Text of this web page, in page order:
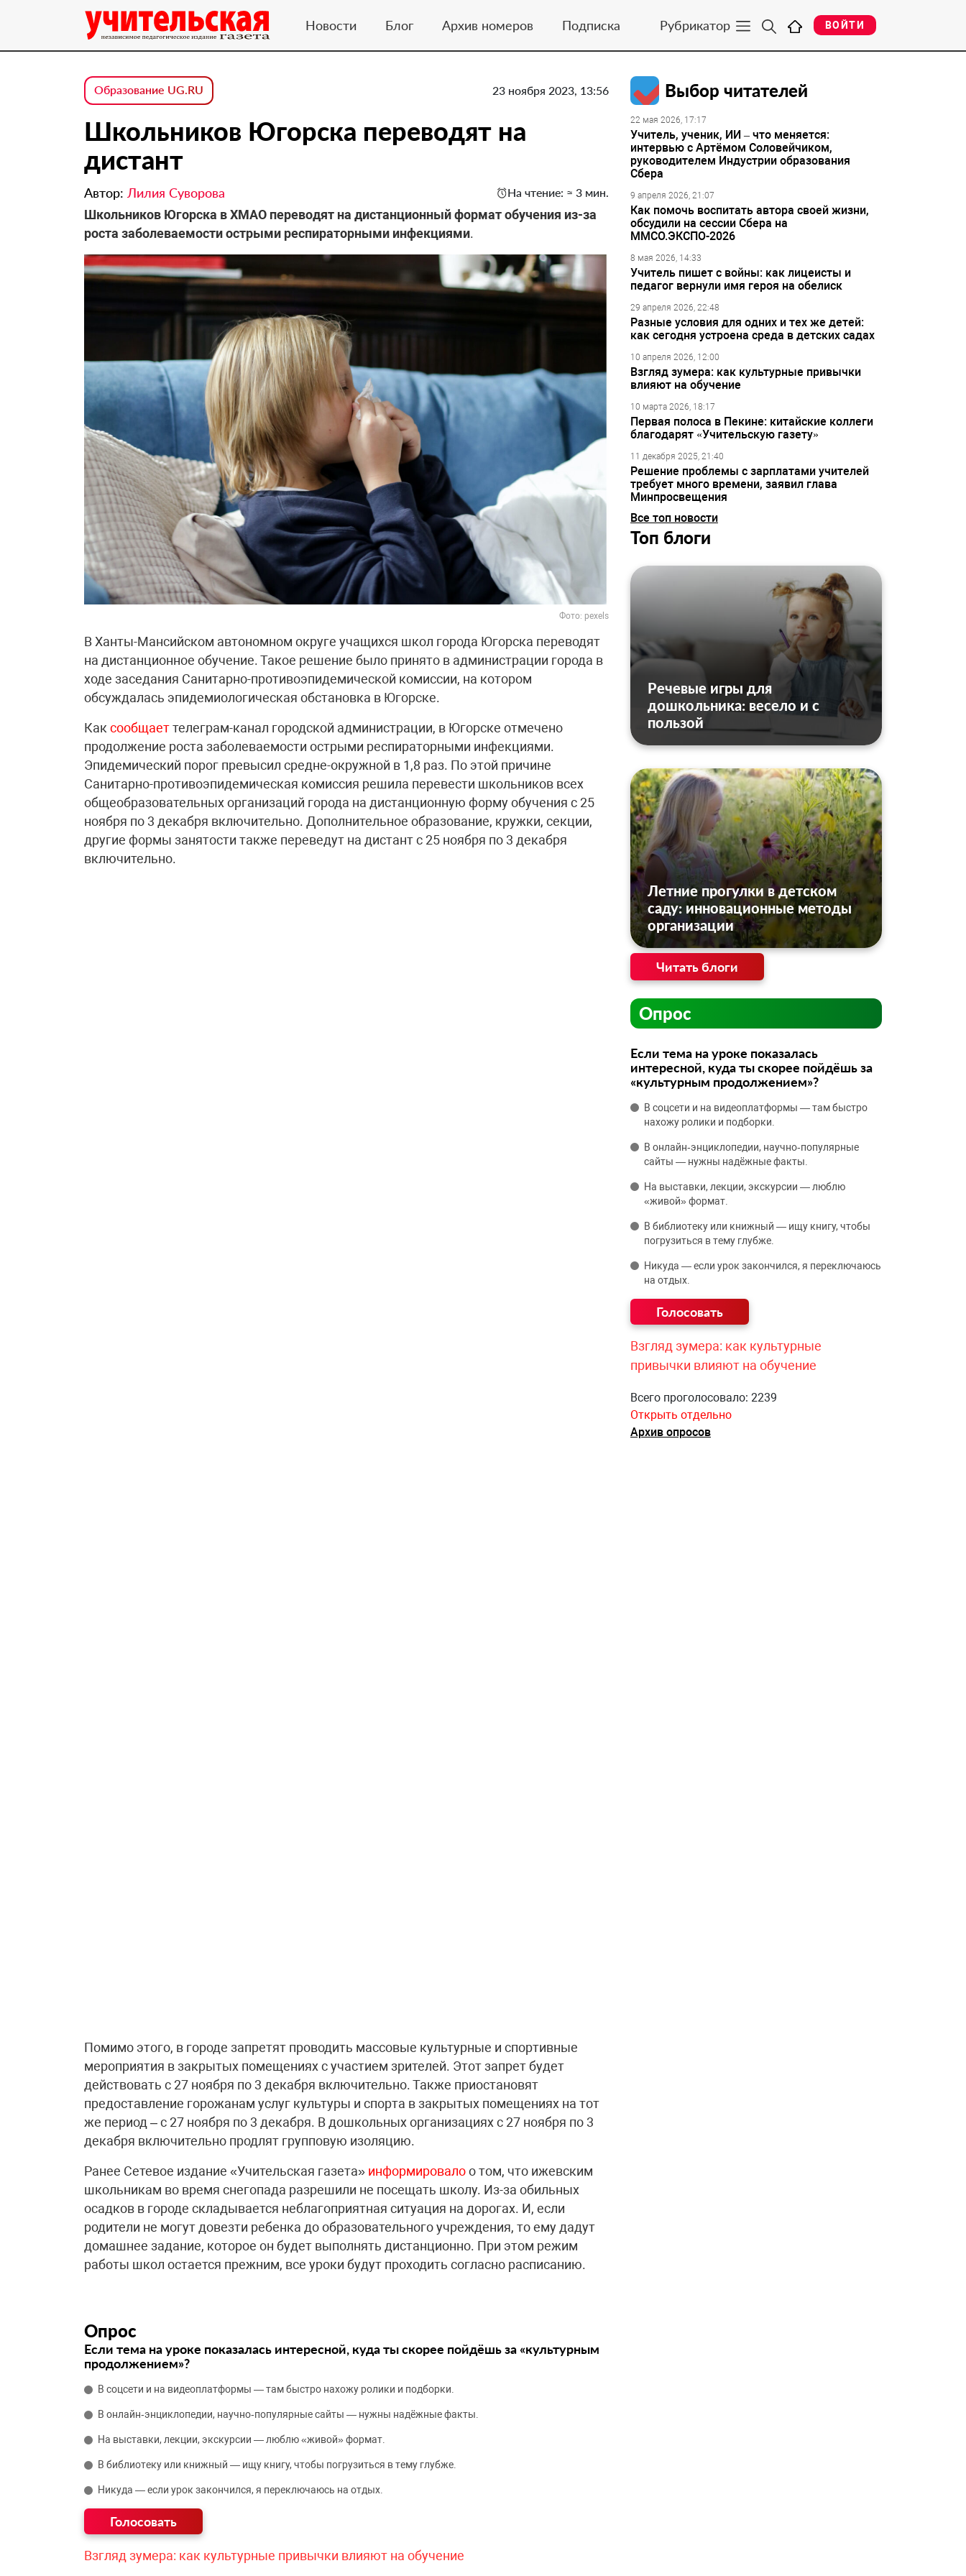
Новости Блог Архив номеров Подписка Рубрикатор ВОЙТИ
Образование UG.RU 23 ноября 2023, 13:56
Школьников Югорска переводят на
дистант
Автор: Лилия Суворова На чтение: ≈ 3 мин.
Школьников Югорска в ХМАО переводят на дистанционный формат обучения из-за
роста заболеваемости острыми респираторными инфекциями.
Фото: pexels
В Ханты-Мансийском автономном округе учащихся школ города Югорска переводят
на дистанционное обучение. Такое решение было принято в администрации города в
ходе заседания Санитарно-противоэпидемической комиссии, на котором
обсуждалась эпидемиологическая обстановка в Югорске.
Как сообщаеттелеграм-канал городской администрации, в Югорске отмечено
продолжение роста заболеваемости острыми респираторными инфекциями.
Эпидемический порог превысил средне-окружной в 1,8 раз. По этой причине
Санитарно-противоэпидемическая комиссия решила перевести школьников всех
общеобразовательных организаций города на дистанционную форму обучения с 25
ноября по 3 декабря включительно. Дополнительное образование, кружки, секции,
другие формы занятости также переведут на дистант с 25 ноября по 3 декабря
включительно.
Помимо этого, в городе запретят проводить массовые культурные и спортивные
мероприятия в закрытых помещениях с участием зрителей. Этот запрет будет
действовать с 27 ноября по 3 декабря включительно. Также приостановят
предоставление горожанам услуг культуры и спорта в закрытых помещениях на тот
же период – с 27 ноября по 3 декабря. В дошкольных организациях с 27 ноября по 3
декабря включительно продлят групповую изоляцию.
Ранее Сетевое издание «Учительская газета» информировалоо том, что ижевским
школьникам во время снегопада разрешили не посещать школу. Из-за обильных
осадков в городе складывается неблагоприятная ситуация на дорогах. И, если
родители не могут довезти ребенка до образовательного учреждения, то ему дадут
домашнее задание, которое он будет выполнять дистанционно. При этом режим
работы школ остается прежним, все уроки будут проходить согласно расписанию.
Опрос
Если тема на уроке показалась интересной, куда ты скорее пойдёшь за «культурным
продолжением»?
В соцсети и на видеоплатформы — там быстро нахожу ролики и подборки.
В онлайн‑энциклопедии, научно‑популярные сайты — нужны надёжные факты.
На выставки, лекции, экскурсии — люблю «живой» формат.
В библиотеку или книжный — ищу книгу, чтобы погрузиться в тему глубже.
Никуда — если урок закончился, я переключаюсь на отдых.
Взгляд зумера: как культурные привычки влияют на обучение
Выбор читателей
22 мая 2026, 17:17
Учитель, ученик, ИИ – что меняется:
интервью с Артёмом Соловейчиком,
руководителем Индустрии образования
Сбера
9 апреля 2026, 21:07
Как помочь воспитать автора своей жизни,
обсудили на сессии Сбера на
ММСО.ЭКСПО-2026
8 мая 2026, 14:33
Учитель пишет с войны: как лицеисты и
педагог вернули имя героя на обелиск
29 апреля 2026, 22:48
Разные условия для одних и тех же детей:
как сегодня устроена среда в детских садах
10 апреля 2026, 12:00
Взгляд зумера: как культурные привычки
влияют на обучение
10 марта 2026, 18:17
Первая полоса в Пекине: китайские коллеги
благодарят «Учительскую газету»
11 декабря 2025, 21:40
Решение проблемы с зарплатами учителей
требует много времени, заявил глава
Минпросвещения
Все топ новости
Топ блоги
Речевые игры для
дошкольника: весело и с
пользой
Летние прогулки в детском
саду: инновационные методы
организации
Читать блоги
Опрос
Если тема на уроке показалась
интересной, куда ты скорее пойдёшь за
«культурным продолжением»?
В соцсети и на видеоплатформы — там быстро
нахожу ролики и подборки.
В онлайн‑энциклопедии, научно‑популярные
сайты — нужны надёжные факты.
На выставки, лекции, экскурсии — люблю
«живой» формат.
В библиотеку или книжный — ищу книгу, чтобы
погрузиться в тему глубже.
Никуда — если урок закончился, я переключаюсь
на отдых.
Взгляд зумера: как культурные
привычки влияют на обучение
Всего проголосовало: 2239
Открыть отдельно
Архив опросов